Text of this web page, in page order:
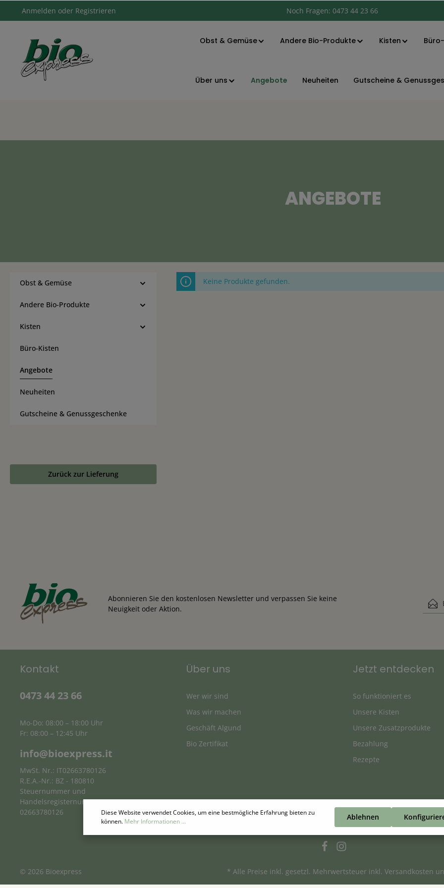
Anmelden oder Registrieren Noch Fragen: 0473 44 23 66
Obst & Gemüse Andere Bio-Produkte Kisten
Über uns
Angebote
Neuheiten Gutscheine &
ANGEBOTE
Obst & Gemüse
Andere Bio-Produkte
Kisten
Büro-Kisten
Angebote
Neuheiten
Gutscheine & Genussgeschenke
Zurück zur Lieferung
Keine Produkte gefunden.
Abonnieren Sie den kostenlosen Newsletter und verpassen Sie keine
Neuigkeit oder Aktion.
E-
Kontakt
0473 44 23 66
Mo-Do: 08:00 – 18:00 Uhr
Fr: 08:00 – 12:45 Uhr
info@bioexpress.it
MwSt. Nr.: IT02663780126
R.E.A.-Nr.: BZ - 180810
Steuernummer und
Handelsregisternummer:
02663780126
Über uns
Wer wir sind
Was wir machen
Geschäft Algund
Bio Zertifikat
Jetzt entdecken
So funktioniert es
Unsere Kisten
Unsere Zusatzprodukte
Bezahlung
Rezepte
© 2026 Bioexpress * Alle Preise inkl. gesetzl. Mehrwertsteuer inkl. Versandkosten
Diese Website verwendet Cookies, um eine bestmögliche Erfahrung bieten zu
können. Mehr Informationen ... Ablehnen